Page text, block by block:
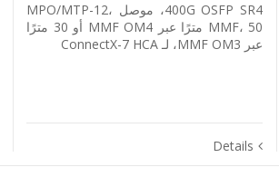
400G OSFP SR4، موصل MPO/MTP-12،
MMF، 50 مترًا عبر MMF OM4 أو 30 مترًا
عبر MMF OM3، لـ ConnectX-7 HCA
Details